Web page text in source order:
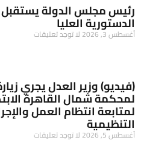
رئيس مجلس الدولة
الدستورية العليا
أغسطس 3, 2026 لا توجد تعليقات
(فيديو) وزير العدل يجري
لمحكمة شمال القاهرة
لمتابعة انتظام العمل
التنظيمية
أغسطس 5, 2026 لا توجد تعليقات